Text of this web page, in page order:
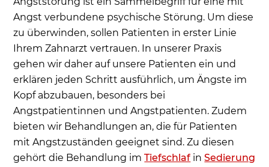
Atemübungen zur Angstbewältigung
Entspannungstechniken unterstützen die
Angstbewältigung und helfen, Angst zu
überwinden
Wie funktioniert die Angstbewältigung durch
Hypnose?
Was versteht man unter Verhaltenstherapie bzw.
Psychotherapie und wie hilft sie Ihnen beim
Gang zum Zahnarzt weiter?
Ablauf der Verhaltenstherapie in der
Angst verbundene psychische Störung. Um diese
zu überwinden, sollen Patienten in erster Linie
Ihrem Zahnarzt vertrauen. In unserer Praxis
gehen wir daher auf unsere Patienten ein und
erklären jeden Schritt ausführlich, um Ängste im
Kopf abzubauen, besonders bei
Angstpatientinnen und Angstpatienten. Zudem
bieten wir Behandlungen an, die für Patienten
mit Angstzuständen geeignet sind. Zu diesen
gehört die Behandlung imTiefschlaf inSedierung